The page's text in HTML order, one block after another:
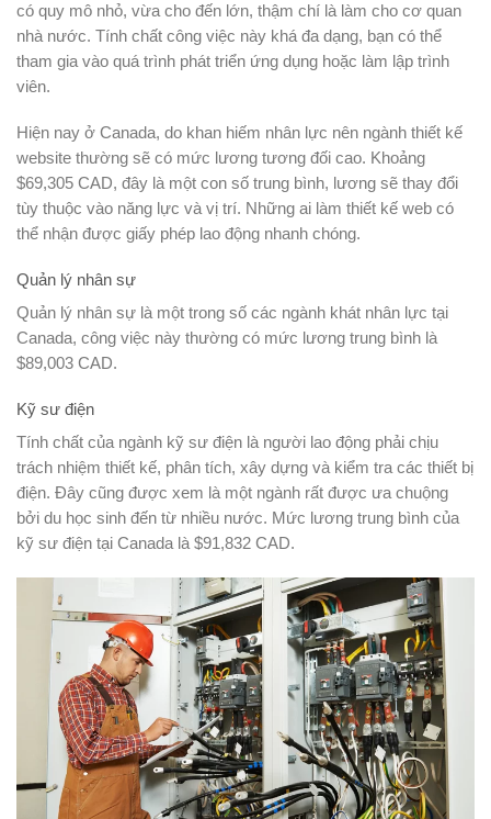
có quy mô nhỏ, vừa cho đến lớn, thậm chí là làm cho cơ quan
nhà nước. Tính chất công việc này khá đa dạng, bạn có thể
tham gia vào quá trình phát triển ứng dụng hoặc làm lập trình
viên.
Hiện nay ở Canada, do khan hiếm nhân lực nên ngành thiết kế
website thường sẽ có mức lương tương đối cao. Khoảng
$69,305 CAD, đây là một con số trung bình, lương sẽ thay đổi
tùy thuộc vào năng lực và vị trí. Những ai làm thiết kế web có
thể nhận được giấy phép lao động nhanh chóng.
Quản lý nhân sự
Quản lý nhân sự là một trong số các ngành khát nhân lực tại
Canada, công việc này thường có mức lương trung bình là
$89,003 CAD.
Kỹ sư điện
Tính chất của ngành kỹ sư điện là người lao động phải chịu
trách nhiệm thiết kế, phân tích, xây dựng và kiểm tra các thiết bị
điện. Đây cũng được xem là một ngành rất được ưa chuộng
bởi du học sinh đến từ nhiều nước. Mức lương trung bình của
kỹ sư điện tại Canada là $91,832 CAD.